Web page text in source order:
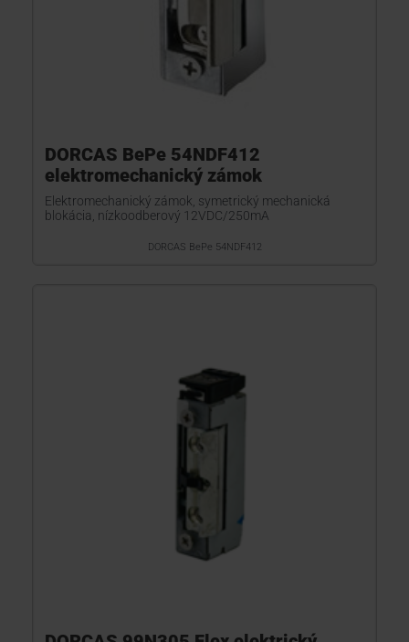
DORCAS BePe 54NDF412
elektromechanický zámok
Elektromechanický zámok, symetrický mechanická
blokácia, nízkoodberový 12VDC/250mA
DORCAS BePe 54NDF412